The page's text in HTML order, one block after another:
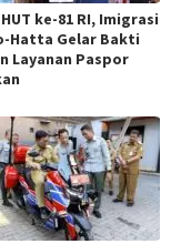
ke-81 RI, Imigrasi
Hatta Gelar Bakti
Layanan Paspor